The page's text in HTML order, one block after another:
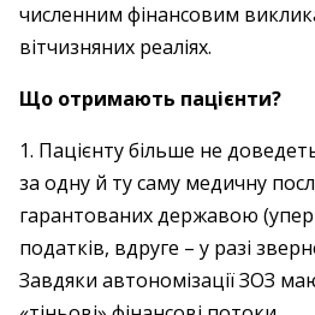
численним фінансовим
вітчизняних реаліях.
Що отримають пацієнти?
1. Пацієнту більше не
за одну й ту саму медичну
гарантованих державою
податків, вдруге – у разі
Завдяки автономізації ЗОЗ